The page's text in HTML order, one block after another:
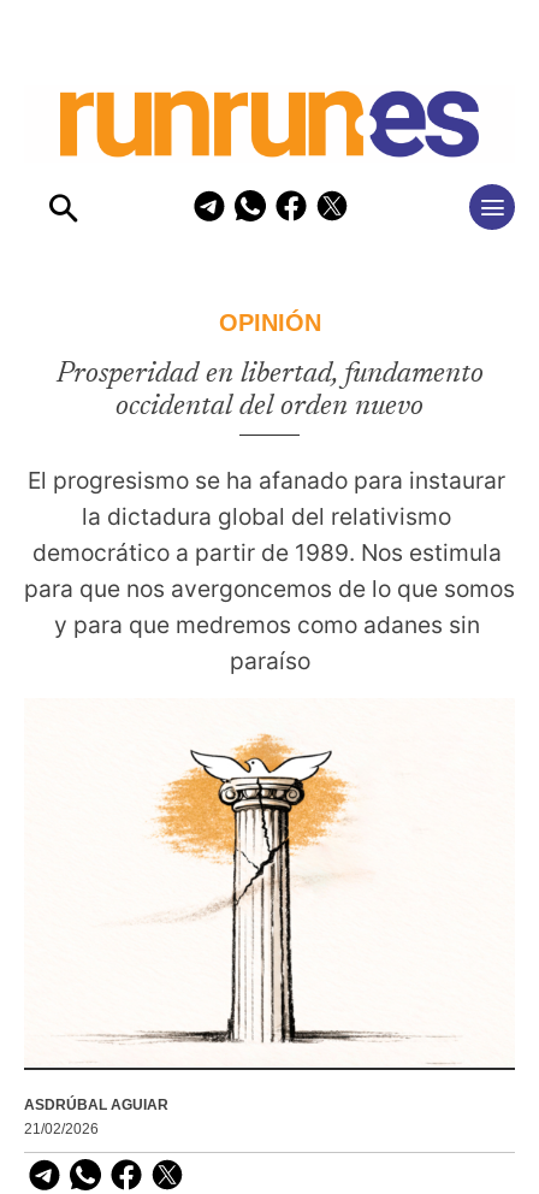
OPINIÓN
Prosperidad en libertad, fundamento
occidental del orden nuevo
El progresismo se ha afanado para instaurar
la dictadura global del relativismo
democrático a partir de 1989. Nos estimula
para que nos avergoncemos de lo que somos
y para que medremos como adanes sin
paraíso
ASDRÚBAL AGUIAR
21/02/2026